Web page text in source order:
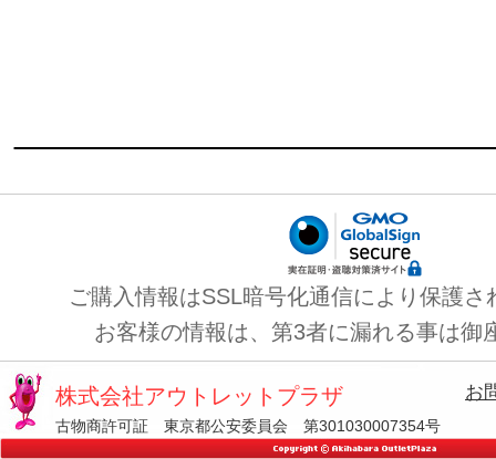
ご購入情報はSSL暗号化通信により保護さ
お客様の情報は、第3者に漏れる事は御
株式会社アウトレットプラザ
古物商許可証 東京都公安委員会 第301030007354号
お